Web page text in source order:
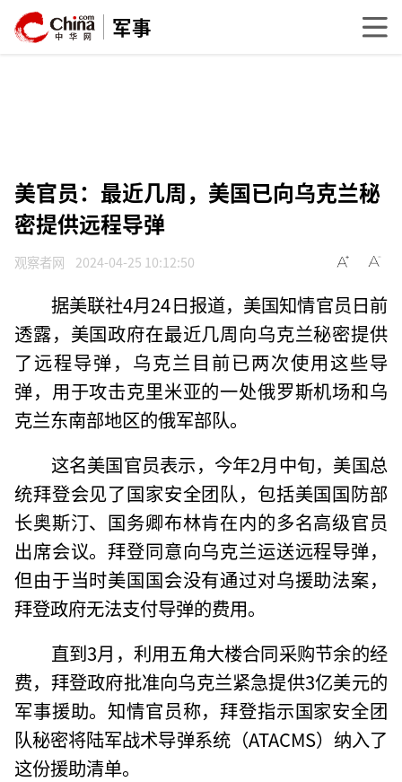
军事
美官员：最近几周，美国已向乌克兰秘
密提供远程导弹
观察者网 2024-04-25 10:12:50
据美联社4月24日报道，美国知情官员日前
透露，美国政府在最近几周向乌克兰秘密提供
了远程导弹，乌克兰目前已两次使用这些导
弹，用于攻击克里米亚的一处俄罗斯机场和乌
克兰东南部地区的俄军部队。
这名美国官员表示，今年2月中旬，美国总
统拜登会见了国家安全团队，包括美国国防部
长奥斯汀、国务卿布林肯在内的多名高级官员
出席会议。拜登同意向乌克兰运送远程导弹，
但由于当时美国国会没有通过对乌援助法案，
拜登政府无法支付导弹的费用。
直到3月，利用五角大楼合同采购节余的经
费，拜登政府批准向乌克兰紧急提供3亿美元的
军事援助。知情官员称，拜登指示国家安全团
队秘密将陆军战术导弹系统（ATACMS）纳入了
这份援助清单。